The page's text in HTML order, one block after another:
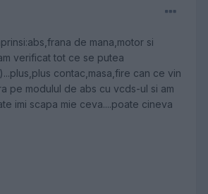
de mana,motor si
verificat tot ce se putea
contac,masa,fire can ce vin
pe modulul de abs cu vcds-ul si am
imi scapa mie ceva....poate cineva